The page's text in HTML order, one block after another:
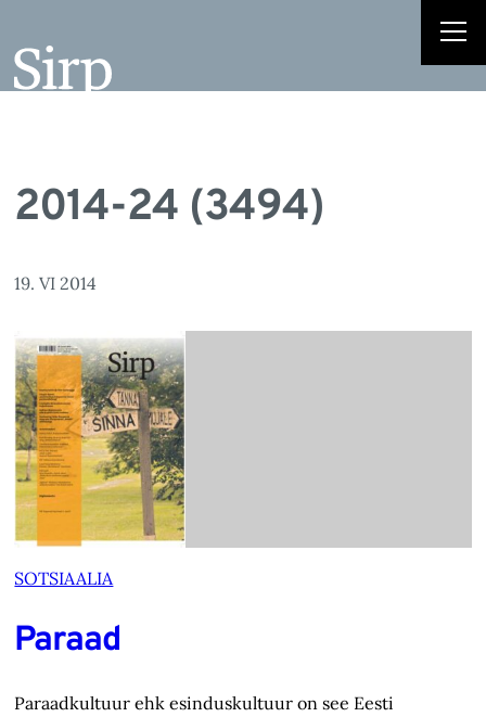
2014-24 (3494)
19. VI 2014
SOTSIAALIA
Paraad
Paraadkultuur ehk esinduskultuur on see Eesti